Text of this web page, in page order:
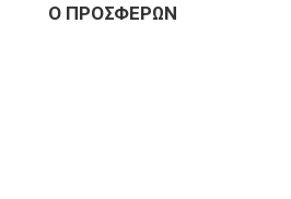
Ο ΠΡΟΣΦΕΡΩΝ